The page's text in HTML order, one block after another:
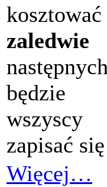
będzie
zapisać
Więcej…